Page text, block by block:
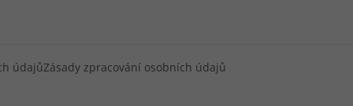
údajůZásady zpracování osobních údajů